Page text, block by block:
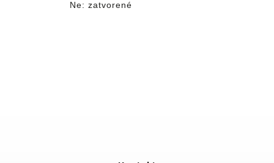
Ne: zatvorené